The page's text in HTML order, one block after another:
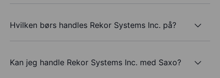
Hvilken børs handles Rekor Systems Inc. på?
Kan jeg handle Rekor Systems Inc. med Saxo?